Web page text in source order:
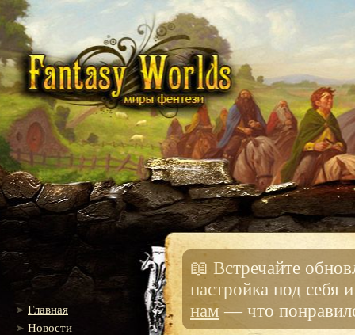
Главная
Новости
📖 Встречайте
настройка под себя
нам — что